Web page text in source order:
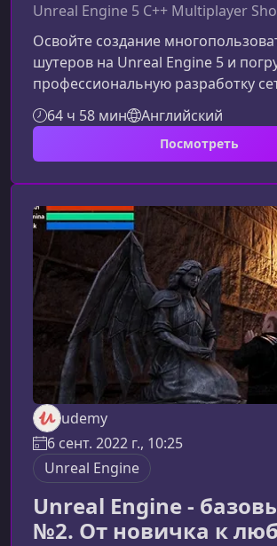
Unreal Engine 5 C++ Multiplayer
Освойте создание
шутеров на Unreal Engine 5 и
профессиональную разработку
C++. Этот курс идеально подходит
хочет научиться создавать
масштабируемые и
принципов репликации до
сетевых механик.Что вас ждет в
курсеКурс шаг за шагом проведет
весь процесс создания
многопользовательского ш
64 ч 58 мин Английский
Посмотреть
udemy
6 сент. 2022 г., 10:25
Unreal Engine
Unreal Engine -
№2. От новичка к